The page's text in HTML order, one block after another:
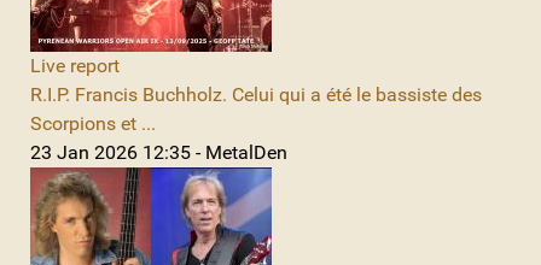
Live report
R.I.P. Francis Buchholz. Celui qui a été le bassiste des
Scorpions et ...
23 Jan 2026 12:35 - MetalDen